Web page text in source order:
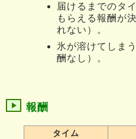
届けるまでのタ
もらえる報酬が
れない）。
氷が溶けてしま
酬なし）。
報酬
タイム